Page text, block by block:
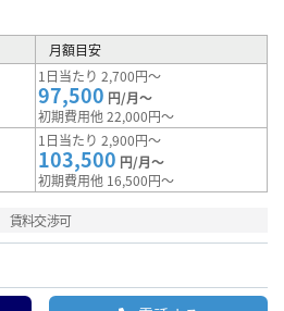
月額目安
1日当たり 2,700円～
97,500 円/月～
初期費用他 22,000円～
1日当たり 2,900円～
103,500 円/月～
初期費用他 16,500円～
賃料交渉可